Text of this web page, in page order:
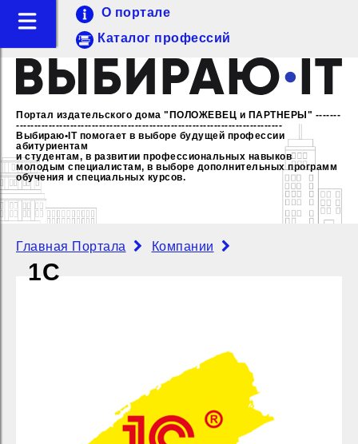
Портал издательского дома "ПОЛОЖЕВЕЦ и ПАРТНЕРЫ" -------
--------------------------------------------------------------------------
Выбираю•IT помогает в выборе будущей профессии
абитуриентам
и студентам, в развитии профессиональных навыков
молодым специалистам, в выборе дополнительных программ
обучения и специальных курсов.
О портале
Каталог профессий
Главная Портала Компании
1С